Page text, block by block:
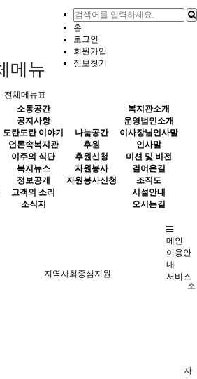
홈
로그인
회원가입
정보찾기
지역사회중심지원
소
전체메뉴표
소통공간
공지사항
도란도란 이야기
언론속복지관
이주의 식단
복지뉴스
정보공개
고객의 소리
소식지
나눔공간
후원
후원신청
자원봉사
자원봉사신청
복지관소개
운영법인소개
이사장님인사말
인사말
미션 및 비전
걸어온길
조직도
시설안내
오시는길
메인
이용안
내
서비스
자